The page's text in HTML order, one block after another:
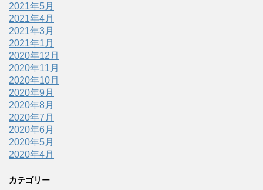
2021年5月
2021年4月
2021年3月
2021年1月
2020年12月
2020年11月
2020年10月
2020年9月
2020年8月
2020年7月
2020年6月
2020年5月
2020年4月
カテゴリー